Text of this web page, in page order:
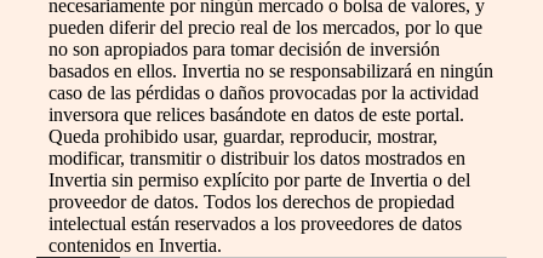
necesariamente por ningún mercado o bolsa de valores, y
pueden diferir del precio real de los mercados, por lo que
no son apropiados para tomar decisión de inversión
basados en ellos. Invertia no se responsabilizará en ningún
caso de las pérdidas o daños provocadas por la actividad
inversora que relices basándote en datos de este portal.
Queda prohibido usar, guardar, reproducir, mostrar,
modificar, transmitir o distribuir los datos mostrados en
Invertia sin permiso explícito por parte de Invertia o del
proveedor de datos. Todos los derechos de propiedad
intelectual están reservados a los proveedores de datos
contenidos en Invertia.